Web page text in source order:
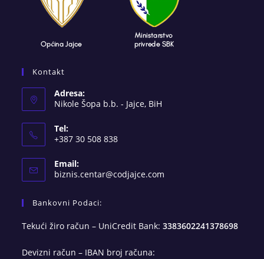
Kontakt
Adresa:
Nikole Šopa b.b. - Jajce, BiH
Tel:
+387 30 508 838
Email:
biznis.centar@codjajce.com
Bankovni Podaci:
Tekući žiro račun – UniCredit Bank:3383602241378698
Devizni račun – IBAN broj računa: